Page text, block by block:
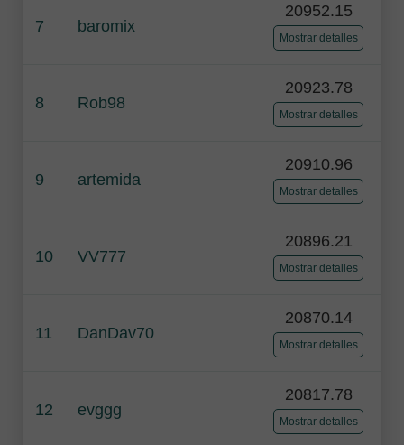
7 baromix
20952.15
Mostrar detalles
8 Rob98
20923.78
Mostrar detalles
9 artemida
20910.96
Mostrar detalles
10 VV777
20896.21
Mostrar detalles
11 DanDav70
20870.14
Mostrar detalles
12 evggg
20817.78
Mostrar detalles